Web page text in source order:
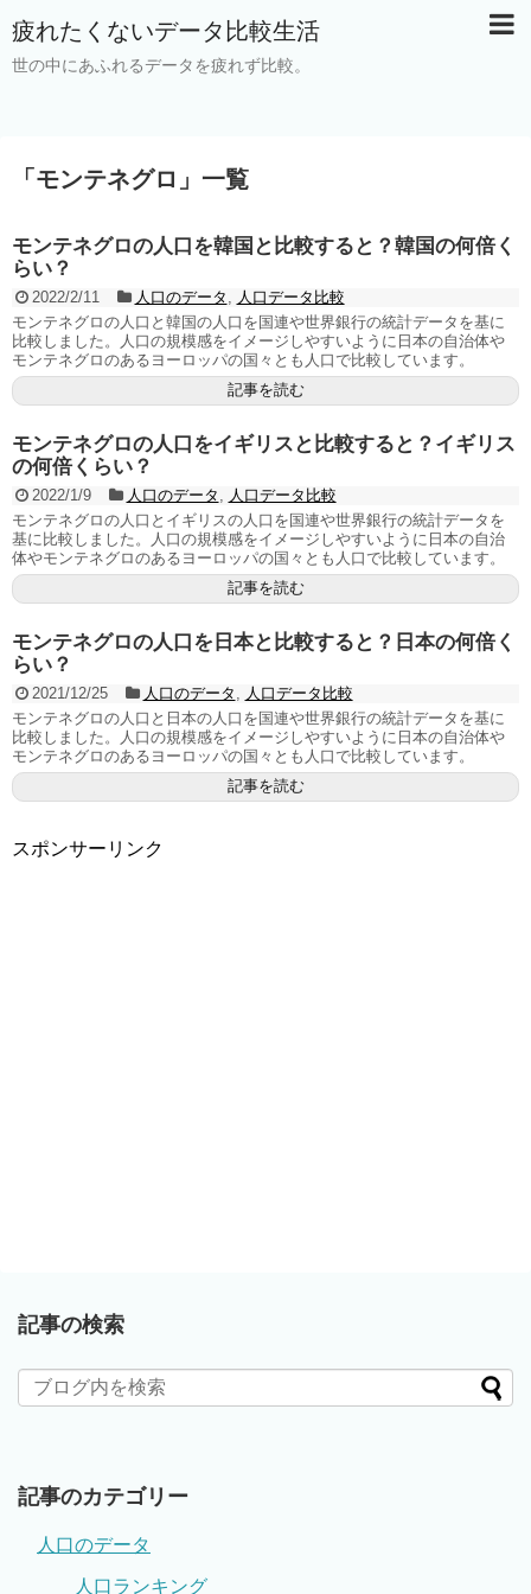
疲れたくないデータ比較生活
世の中にあふれるデータを疲れず比較。
「 モンテネグロ 」 一覧
モンテネグロの人口を韓国と比較すると？韓国の何倍く
らい？
2022/2/11 人口のデータ
人口データ比較
モンテネグロの人口と韓国の人口を国連や世界銀行の統計データを基に
比較しました。人口の規模感をイメージしやすいように日本の自治体や
モンテネグロのあるヨーロッパの国々とも人口で比較しています。
記事を読む
モンテネグロの人口をイギリスと比較すると？イギリス
の何倍くらい？
2022/1/9 人口のデータ
人口データ比較
モンテネグロの人口とイギリスの人口を国連や世界銀行の統計データを
基に比較しました。人口の規模感をイメージしやすいように日本の自治
体やモンテネグロのあるヨーロッパの国々とも人口で比較しています。
記事を読む
モンテネグロの人口を日本と比較すると？日本の何倍く
らい？
2021/12/25 人口のデータ
人口データ比較
モンテネグロの人口と日本の人口を国連や世界銀行の統計データを基に
比較しました。人口の規模感をイメージしやすいように日本の自治体や
モンテネグロのあるヨーロッパの国々とも人口で比較しています。
記事を読む
スポンサーリンク
記事の検索
記事のカテゴリー
人口のデータ
人口ランキング